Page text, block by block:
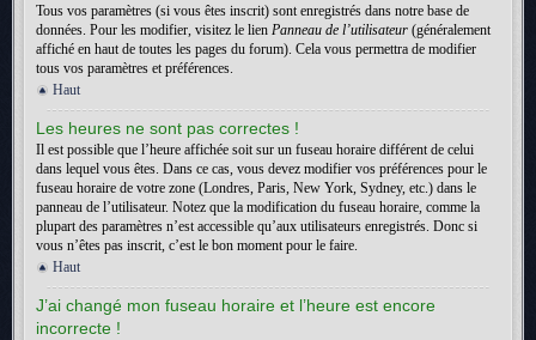
Tous vos paramètres (si vous êtes inscrit) sont enregistrés dans notre base de
données. Pour les modifier, visitez le lien Panneau de l’utilisateur (généralement
affiché en haut de toutes les pages du forum). Cela vous permettra de modifier
tous vos paramètres et préférences.
Haut
Les heures ne sont pas correctes !
Il est possible que l’heure affichée soit sur un fuseau horaire différent de celui
dans lequel vous êtes. Dans ce cas, vous devez modifier vos préférences pour le
fuseau horaire de votre zone (Londres, Paris, New York, Sydney, etc.) dans le
panneau de l’utilisateur. Notez que la modification du fuseau horaire, comme la
plupart des paramètres n’est accessible qu’aux utilisateurs enregistrés. Donc si
vous n’êtes pas inscrit, c’est le bon moment pour le faire.
Haut
J’ai changé mon fuseau horaire et l’heure est encore
incorrecte !